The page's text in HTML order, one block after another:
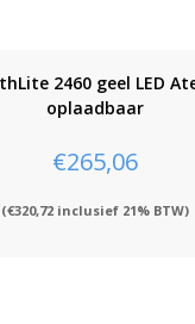
2460 geel LED
oplaadbaar
€265,06
(€320,72 inclusief 21% BTW)